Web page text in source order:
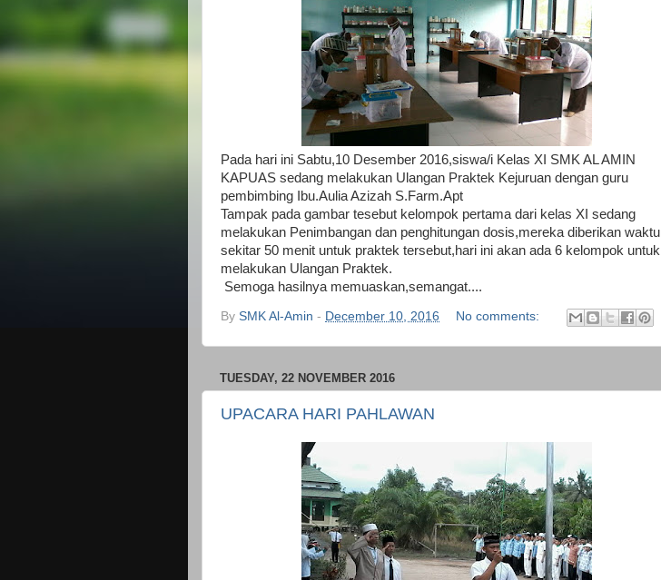
Pada hari ini Sabtu,10 Desember 2016,siswa/i Kelas XI SMK AL AMIN
KAPUAS sedang melakukan Ulangan Praktek Kejuruan dengan guru
pembimbing Ibu.Aulia Azizah S.Farm.Apt
Tampak pada gambar tesebut kelompok pertama dari kelas XI sedang
melakukan Penimbangan dan penghitungan dosis,mereka diberikan waktu
sekitar 50 menit untuk praktek tersebut,hari ini akan ada 6 kelompok untuk
melakukan Ulangan Praktek.
Semoga hasilnya memuaskan,semangat....
By SMK Al-Amin - December 10, 2016 No comments:
TUESDAY, 22 NOVEMBER 2016
UPACARA HARI PAHLAWAN